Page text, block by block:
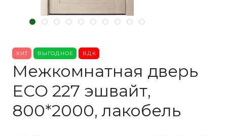
ХИТ ВЫГОДНОЕ ВДК
Межкомнатная дверь
ECO 227 эшвайт,
800*2000, лакобель